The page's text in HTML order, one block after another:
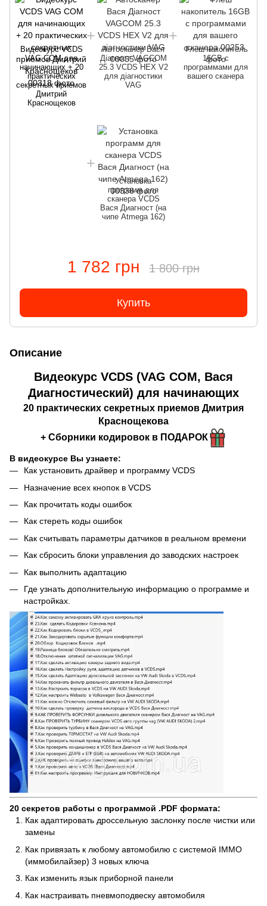
Видеокурс VCDS
VAG COM для
начинающих + 20
практических
секретных приемов
Дмитрий
Краснощеков
Автосканер Вася
Діагност VAGCOM
25.3 VCDS HEX V2
для діагностики
VAG
Флеш накопитель
16GB с
программами для
вашего сканера
Установка
программ для
сканера VCDS
Вася Диагност (на
чипе Atmega 162)
1 782 грн 1 800 грн
Купить
Описание
Видеокурс VCDS (VAG COM, Вася
Диагностический) для начинающих
20 практических секретных приемов Дмитрия
Краснощекова
+ Сборники кодировокв ПОДАРОК
В видеокурсе Вы узнаете:
Как установить драйвер и программу VCDS
Назначение всех кнопок в VCDS
Как прочитать коды ошибок
Как стереть коды ошибок
Как считывать параметры датчиков в реальном времени
Как сбросить блоки управления до заводских настроек
Как выполнить адаптацию
Где узнать дополнительную информацию о программе и
настройках.
20 секретов работы с программой .PDF формата:
Как адаптировать дросcельную заслонку после чистки или
замены
Как привязать к любому автомобилю с системой IMMO
(иммобилайзер) 3 новых ключа
Как изменить язык приборной панели
Как настраивать пневмоподвеску автомобиля